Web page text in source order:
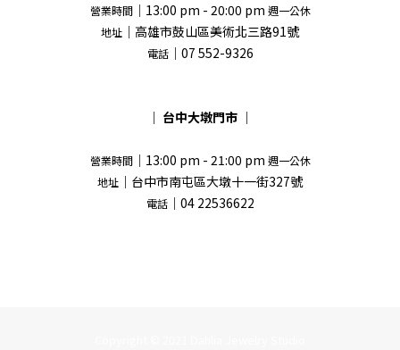
營業時間｜13:00 pm - 20:00 pm 週一公休
地址 ｜高雄市鼓山區美術北三路91號
電話｜07 552-9326
｜ 台中大墩門市 ｜
營業時間｜13:00 pm - 21:00 pm 週一公休
地址 ｜台中市南屯區大墩十一街327號
電話｜04 22536622